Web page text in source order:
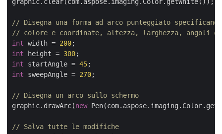
// Disegna una forma ad arco punteggiato
// colore e coordinate, altezza, larghezza, angoli
int width = 200
int height = 300
int startAngle = 45
int sweepAngle = 270;
// Disegna un arco sullo schermo
graphic.drawArc(new
// Salva tutte le modifiche